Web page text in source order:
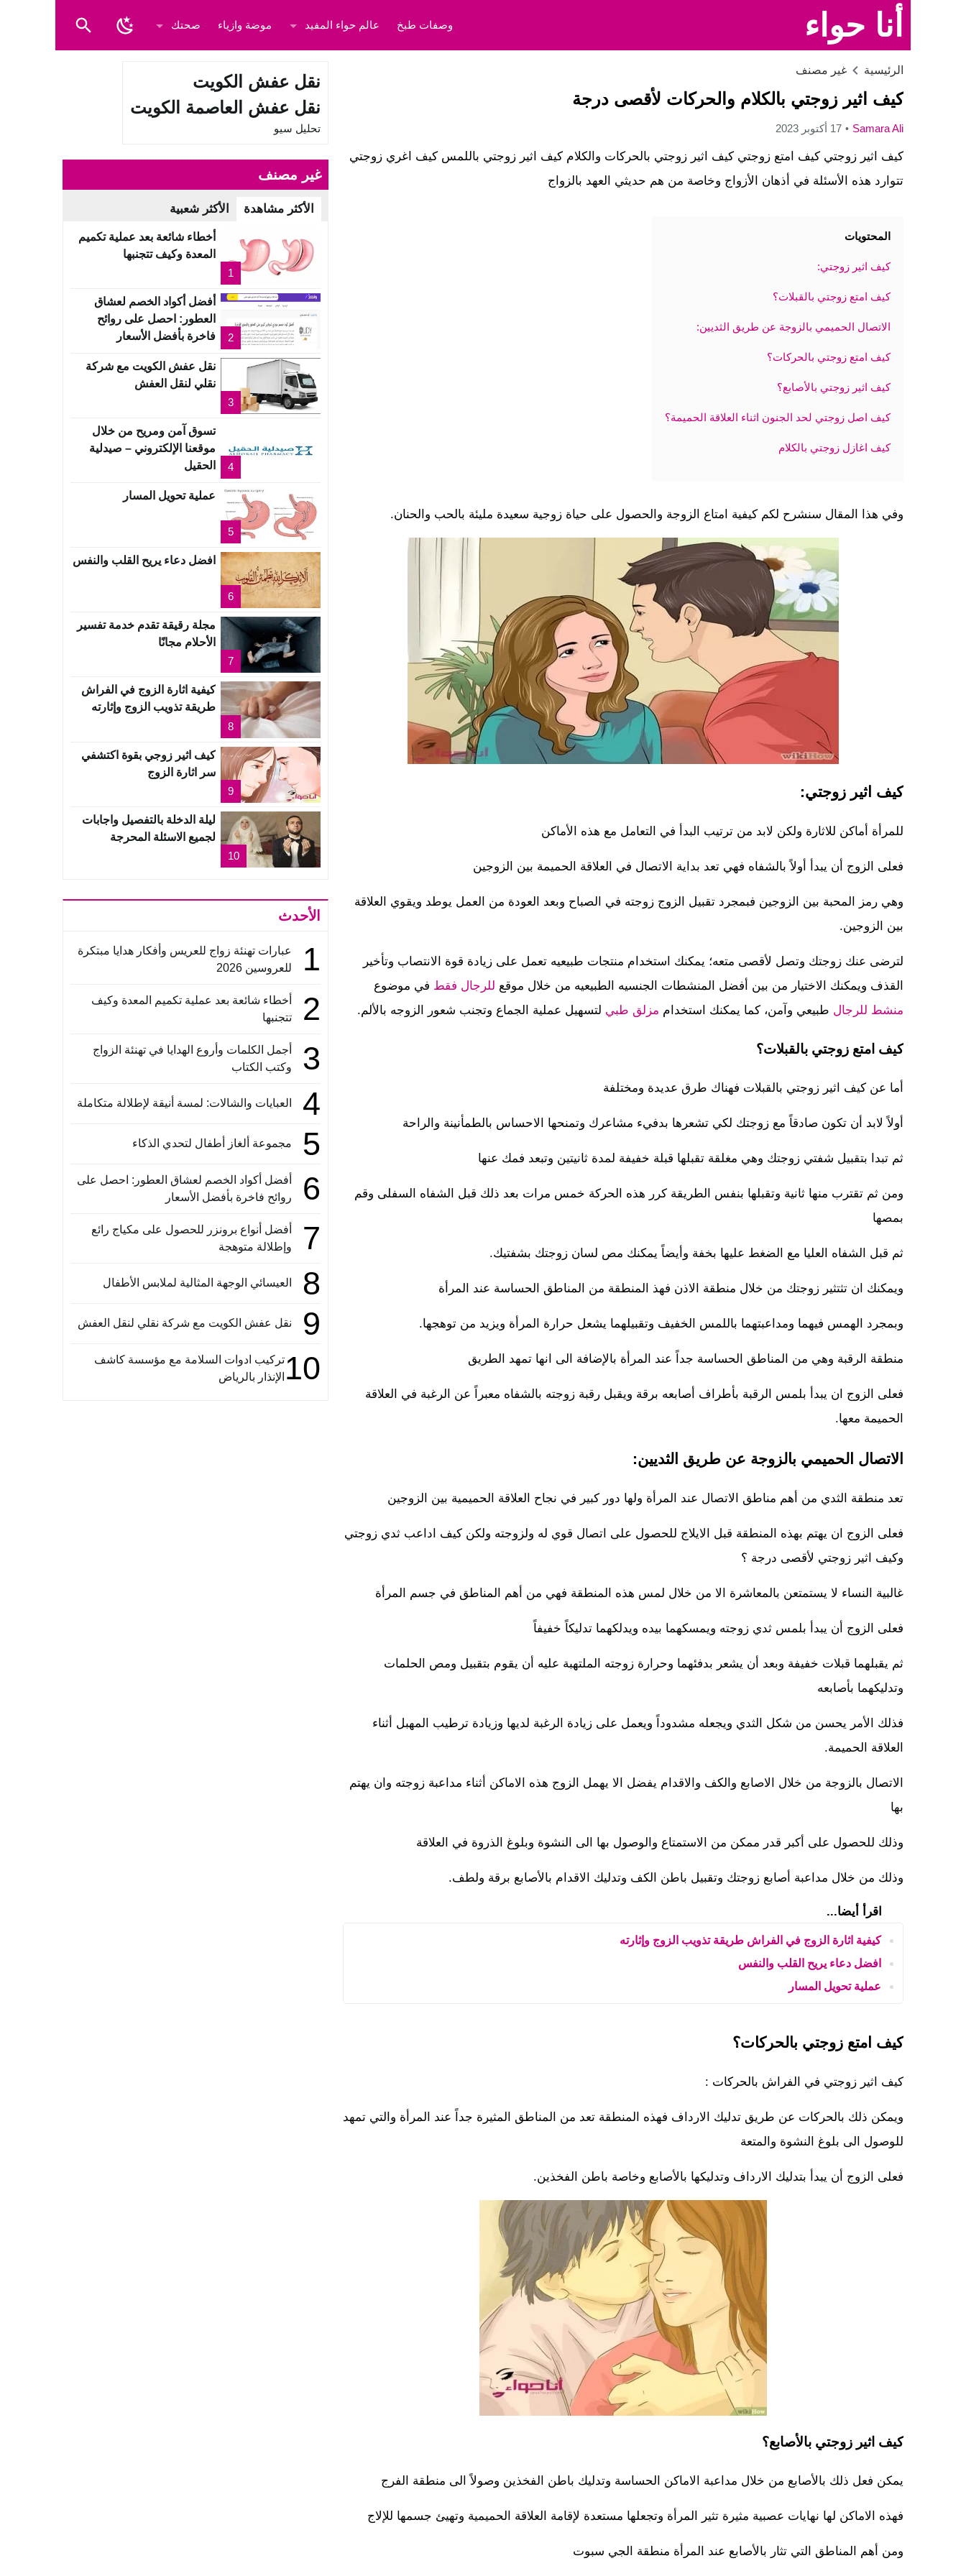
أنا حواء وصفات طبخ عالم حواء المفيد موضة وازياء صحتك
الرئيسية غير مصنف
كيف اثير زوجتي بالكلام والحركات لأقصى درجة
Samara Ali 17 أكتوبر 2023
كيف اثير زوجتي كيف امتع زوجتي كيف اثير زوجتي بالحركات والكلام كيف اثير زوجتي باللمس كيف اغري زوجتي
تتوارد هذه الأسئلة في أذهان الأزواج وخاصة من هم حديثي العهد بالزواج
المحتويات
كيف اثير زوجتي:
كيف امتع زوجتي بالقبلات؟
الاتصال الحميمي بالزوجة عن طريق الثديين:
كيف امتع زوجتي بالحركات؟
كيف اثير زوجتي بالأصابع؟
كيف اصل زوجتي لحد الجنون اثناء العلاقة الحميمة؟
كيف اغازل زوجتي بالكلام
وفي هذا المقال سنشرح لكم كيفية امتاع الزوجة والحصول على حياة زوجية سعيدة مليئة بالحب والحنان.
كيف اثير زوجتي:
للمرأة أماكن للاثارة ولكن لابد من ترتيب البدأ في التعامل مع هذه الأماكن
فعلى الزوج أن يبدأ أولاً بالشفاه فهي تعد بداية الاتصال في العلاقة الحميمة بين الزوجين
وهي رمز المحبة بين الزوجين فبمجرد تقبيل الزوج زوجته في الصباح وبعد العودة من العمل يوطد ويقوي العلاقة
بين الزوجين.
لترضى عنك زوجتك وتصل لأقصى متعه؛ يمكنك استخدام منتجات طبيعيه تعمل على زيادة قوة الانتصاب وتأخير
القذف ويمكنك الاختيار من بين أفضل المنشطات الجنسيه الطبيعيه من خلال موقع للرجال فقط في موضوع
منشط للرجال طبيعي وآمن، كما يمكنك استخدام مزلق طبي لتسهيل عملية الجماع وتجنب شعور الزوجه بالألم.
كيف امتع زوجتي بالقبلات؟
أما عن كيف اثير زوجتي بالقبلات فهناك طرق عديدة ومختلفة
أولاً لابد أن تكون صادقاً مع زوجتك لكي تشعرها بدفيء مشاعرك وتمنحها الاحساس بالطمأنينة والراحة
ثم تبدا بتقبيل شفتي زوجتك وهي مغلقة تقبلها قبلة خفيفة لمدة ثانيتين وتبعد فمك عنها
ومن ثم تقترب منها ثانية وتقبلها بنفس الطريقة كرر هذه الحركة خمس مرات بعد ذلك قبل الشفاه السفلى وقم
بمصها
ثم قبل الشفاه العليا مع الضغط عليها بخفة وأيضاً يمكنك مص لسان زوجتك بشفتيك.
ويمكنك ان تثتثير زوجتك من خلال منطقة الاذن فهذ المنطقة من المناطق الحساسة عند المرأة
وبمجرد الهمس فيهما ومداعبتهما باللمس الخفيف وتقبيلهما يشعل حرارة المرأة ويزيد من توهجها.
منطقة الرقبة وهي من المناطق الحساسة جداً عند المرأة بالإضافة الى انها تمهد الطريق
فعلى الزوج ان يبدأ بلمس الرقبة بأطراف أصابعه برقة ويقبل رقبة زوجته بالشفاه معبراً عن الرغبة في العلاقة
الحميمة معها.
الاتصال الحميمي بالزوجة عن طريق الثديين:
تعد منطقة الثدي من أهم مناطق الاتصال عند المرأة ولها دور كبير في نجاح العلاقة الحميمية بين الزوجين
فعلى الزوج ان يهتم بهذه المنطقة قبل الايلاج للحصول على اتصال قوي له ولزوجته ولكن كيف اداعب ثدي زوجتي
وكيف اثير زوجتي لأقصى درجة ؟
غالبية النساء لا يستمتعن بالمعاشرة الا من خلال لمس هذه المنطقة فهي من أهم المناطق في جسم المرأة
فعلى الزوج أن يبدأ بلمس ثدي زوجته ويمسكهما بيده ويدلكهما تدليكاً خفيفاً
ثم يقبلهما قبلات خفيفة وبعد أن يشعر بدفئهما وحرارة زوجته الملتهبة عليه أن يقوم بتقبيل ومص الحلمات
وتدليكهما بأصابعه
فذلك الأمر يحسن من شكل الثدي ويجعله مشدوداً ويعمل على زيادة الرغبة لديها وزيادة ترطيب المهبل أثناء
العلاقة الحميمة.
الاتصال بالزوجة من خلال الاصابع والكف والاقدام يفضل الا يهمل الزوج هذه الاماكن أثناء مداعبة زوجته وان يهتم
بها
وذلك للحصول على أكبر قدر ممكن من الاستمتاع والوصول بها الى النشوة وبلوغ الذروة في العلاقة
وذلك من خلال مداعبة أصابع زوجتك وتقبيل باطن الكف وتدليك الاقدام بالأصابع برقة ولطف.
اقرأ أيضا...
كيفية اثارة الزوج في الفراش طريقة تذويب الزوج وإثارته
افضل دعاء يريح القلب والنفس
عملية تحويل المسار
كيف امتع زوجتي بالحركات؟
كيف اثير زوجتي في الفراش بالحركات :
ويمكن ذلك بالحركات عن طريق تدليك الارداف فهذه المنطقة تعد من المناطق المثيرة جداً عند المرأة والتي تمهد
للوصول الى بلوغ النشوة والمتعة
فعلى الزوج أن يبدأ بتدليك الارداف وتدليكها بالأصابع وخاصة باطن الفخذين.
كيف اثير زوجتي بالأصابع؟
يمكن فعل ذلك بالأصابع من خلال مداعبة الاماكن الحساسة وتدليك باطن الفخذين وصولاً الى منطقة الفرج
فهذه الاماكن لها نهايات عصبية مثيرة تثير المرأة وتجعلها مستعدة لإقامة العلاقة الحميمية وتهيئ جسمها للإلاج
ومن أهم المناطق التي تثار بالأصابع عند المرأة منطقة الجي سبوت
نقل عفش الكويت
نقل عفش العاصمة الكويت
تحليل سيو
غير مصنف
الأكثر مشاهدة الأكثر شعبية
1
أخطاء شائعة بعد عملية تكميم
المعدة وكيف تتجنبها
2
أفضل أكواد الخصم لعشاق
العطور: احصل على روائح
فاخرة بأفضل الأسعار
3
نقل عفش الكويت مع شركة
نقلي لنقل العفش
4
تسوق آمن ومريح من خلال
موقعنا الإلكتروني – صيدلية
الحقيل
5
عملية تحويل المسار
6
افضل دعاء يريح القلب والنفس
7
مجلة رقيقة تقدم خدمة تفسير
الأحلام مجانًا
8
كيفية اثارة الزوج في الفراش
طريقة تذويب الزوج وإثارته
9
كيف اثير زوجي بقوة اكتشفي
سر اثارة الزوج
10
ليلة الدخلة بالتفصيل واجابات
لجميع الاسئلة المحرجة
الأحدث
1
عبارات تهنئة زواج للعريس وأفكار هدايا مبتكرة
للعروسين 2026
2
أخطاء شائعة بعد عملية تكميم المعدة وكيف
تتجنبها
3
أجمل الكلمات وأروع الهدايا في تهنئة الزواج
وكتب الكتاب
4 العبايات والشالات: لمسة أنيقة لإطلالة متكاملة
5 مجموعة ألغاز أطفال لتحدي الذكاء
6
أفضل أكواد الخصم لعشاق العطور: احصل على
روائح فاخرة بأفضل الأسعار
7
أفضل أنواع برونزر للحصول على مكياج رائع
وإطلالة متوهجة
8 العيسائي الوجهة المثالية لملابس الأطفال
9 نقل عفش الكويت مع شركة نقلي لنقل العفش
10تركيب ادوات السلامة مع مؤسسة كاشف
الإنذار بالرياض